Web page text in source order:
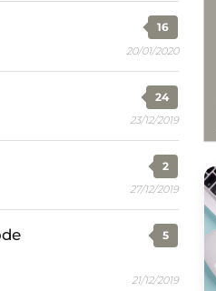
16
20/01/2020
24
23/12/2019
2
27/12/2019
5
21/12/2019